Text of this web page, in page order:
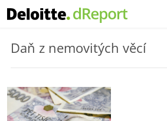
Daň z nemovitých věcí